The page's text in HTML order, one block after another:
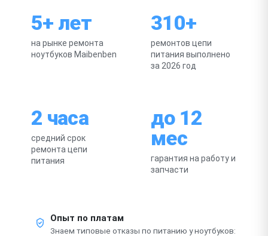
5+ лет
на рынке ремонта
ноутбуков Maibenben
310+
ремонтов цепи
питания выполнено
за 2026 год
2 часа
средний срок
ремонта цепи
питания
до 12
мес
гарантия на работу и
запчасти
Опыт по платам
Знаем типовые отказы по питанию у ноутбуков: